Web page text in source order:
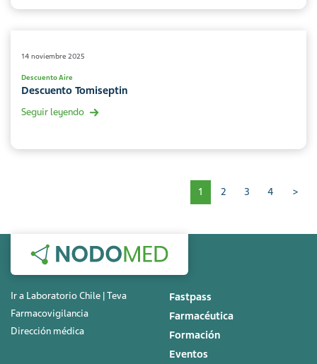
14 noviembre 2025
Descuento Aire
Descuento Tomiseptin
Seguir leyendo
1 2 3 4 >
Ir a Laboratorio Chile | Teva
Farmacovigilancia
Dirección médica
Fastpass
Farmacéutica
Formación
Eventos